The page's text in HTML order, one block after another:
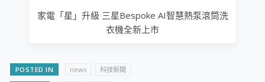
家電「星」升級 三星Bespoke AI智慧熱泵滾筒洗
衣機全新上市
POSTED IN news 科技新聞